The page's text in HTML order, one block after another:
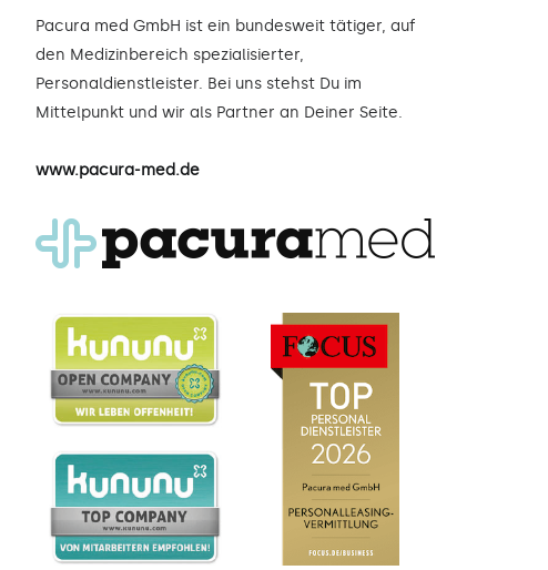
Pacura med GmbH ist ein bundesweit tätiger, auf
den Medizinbereich spezialisierter,
Personaldienstleister. Bei uns stehst Du im
Mittelpunkt und wir als Partner an Deiner Seite.
www.pacura-med.de